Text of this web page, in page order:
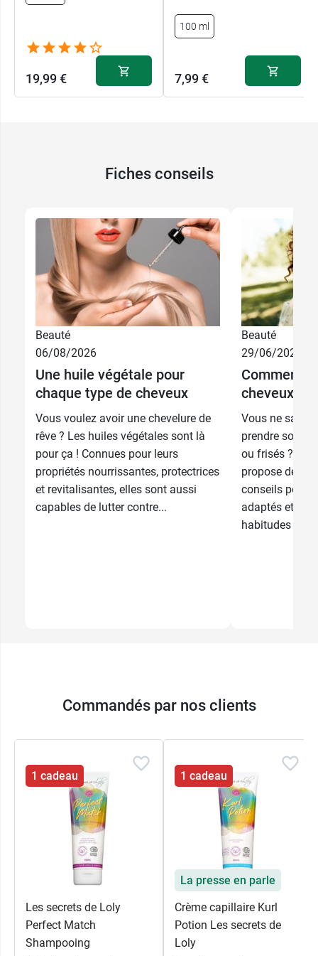
19,99 €
100 ml
7,99 €
Fiches conseils
Beauté
06/08/2026
Une huile végétale pour
chaque type de cheveux
Vous voulez avoir une chevelure de
rêve ? Les huiles végétales sont là
pour ça ! Connues pour leurs
propriétés nourrissantes, protectrices
et revitalisantes, elles sont aussi
capables de lutter contre...
Beauté
29/06/2026
Comment
cheveux
Vous ne
prendre soin
ou frisés ?
propose de
conseils pour
adaptés et
habitudes au
Commandés par nos clients
1 cadeau
Les secrets de Loly
Perfect Match
Shampooing
1 cadeau
La presse en parle
Crème capillaire Kurl
Potion Les secrets de
Loly